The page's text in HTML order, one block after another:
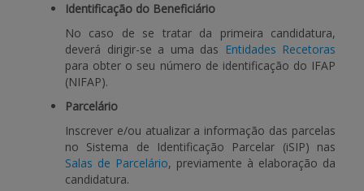
BENEFICIARY SUPPORT
Login / Register
Identificação do Beneficiário
No caso de se tratar da primeira candidatura,
deverá dirigir-se a uma das Entidades Recetoras
para obter o seu número de identificação do IFAP
(NIFAP).
Parcelário
Inscrever e/ou atualizar a informação das parcelas
no Sistema de Identificação Parcelar (iSIP) nas
Salas de Parcelário, previamente à elaboração da
candidatura.